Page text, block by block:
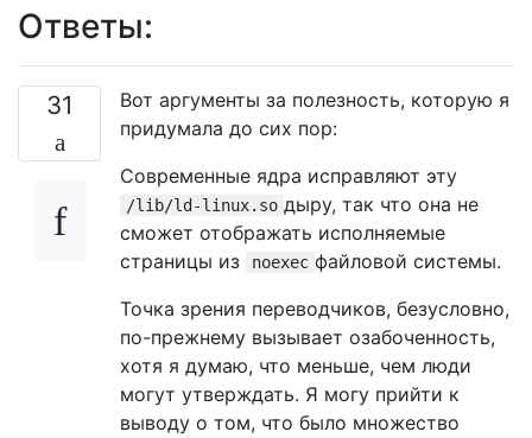
Ответы:
31
Вот аргументы за полезность, которую я
придумала до сих пор:
Современные ядра исправляют эту
/lib/ld-linux.so дыру, так что она не
сможет отображать исполняемые
страницы из
noexec файловой системы.
Точка зрения переводчиков, безусловно,
по-прежнему вызывает озабоченность,
хотя я думаю, что меньше, чем люди
могут утверждать. Я могу прийти к
выводу о том, что было множество